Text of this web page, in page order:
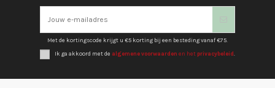
Met de kortingscode krijgt u €5 korting bij een besteding vanaf €75.
Ik ga akkoord met de algemene voorwaarden en het privacybeleid